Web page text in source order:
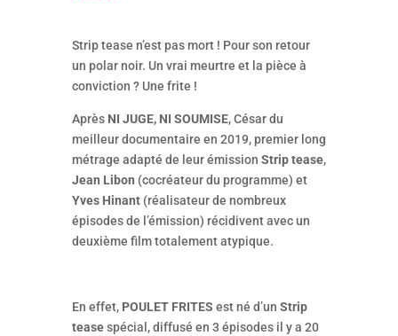
Strip tease n’est pas mort ! Pour son retour
un polar noir. Un vrai meurtre et la pièce à
conviction ? Une frite !
Après NI JUGE, NI SOUMISE, César du
meilleur documentaire en 2019, premier long
métrage adapté de leur émission Strip tease,
Jean Libon (cocréateur du programme) et
Yves Hinant(réalisateur de nombreux
épisodes de l’émission) récidivent avec un
deuxième film totalement atypique.
En effet, POULET FRITES est né d’un Strip
teasespécial, diffusé en 3 épisodes il y a 20